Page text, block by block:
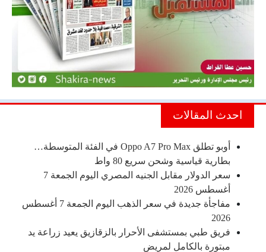
احدث المقالات
أوبو تطلق Oppo A7 Pro Max في الفئة المتوسطة…
بطارية قياسية وشحن سريع 80 واط
سعر الدولار مقابل الجنيه المصري اليوم الجمعة 7
أغسطس 2026
مفاجأة جديدة في سعر الذهب اليوم الجمعة 7 أغسطس
2026
فريق طبي بمستشفى الأحرار بالزقازيق يعيد زراعة يد
مبتورة بالكامل لمريض